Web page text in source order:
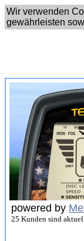
Wir verwenden
gewährleisten
powered by
25 Kunden sind